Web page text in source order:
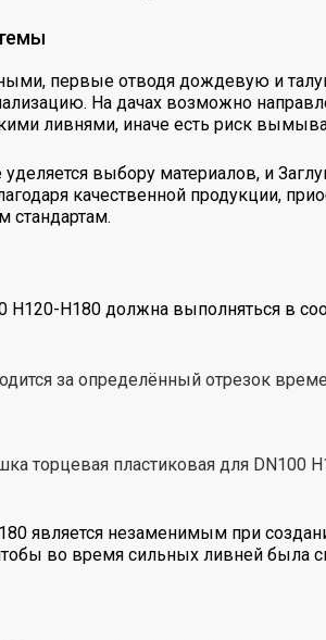
первые отводя дождевую и
На дачах возможно
ливнями, иначе есть риск
выбору материалов, и
качественной продукции,
H120-Н180 должна выполняться в
за определённый отрезок
торцевая пластиковая для DN100
является незаменимым при
во время сильных ливней была